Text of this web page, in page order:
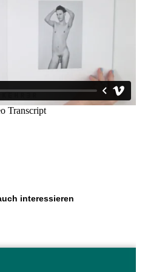
interessieren